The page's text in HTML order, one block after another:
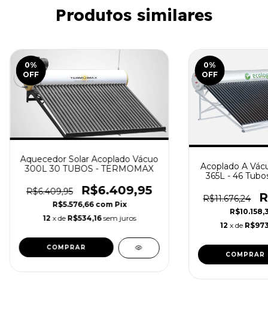
Produtos similares
0%
OFF
Aquecedor Solar Acoplado Vácuo
300L 30 TUBOS - TERMOMAX
R$6.409,95 R$6.409,95
R$5.576,66 com Pix
12 x de R$534,16 sem juros
0%
OFF
Acoplado A
365L - 46
R$11.676,24
12 x de